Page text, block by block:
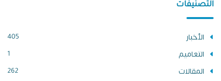
التصنيفات
الأخبار 405
التعاميم 1
المقالات 262